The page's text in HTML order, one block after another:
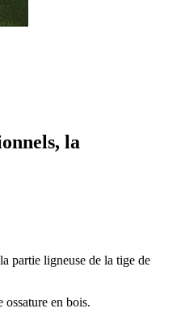
la
partie ligneuse de la tige de
ossature en bois.